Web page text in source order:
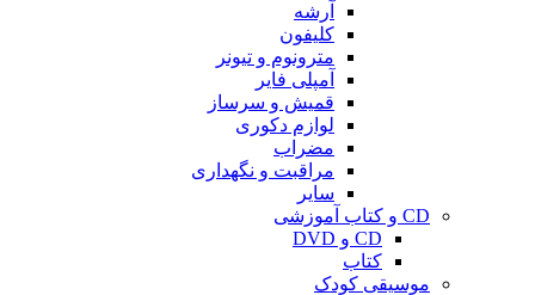
آرشه
کلیفون
مترونوم و تیونر
آمپلی فایر
قمیش و سرساز
لوازم دکوری
مضراب
مراقبت و نگهداری
سایر
CD و کتاب آموزشی
CD و DVD
کتاب
موسیقی کودک